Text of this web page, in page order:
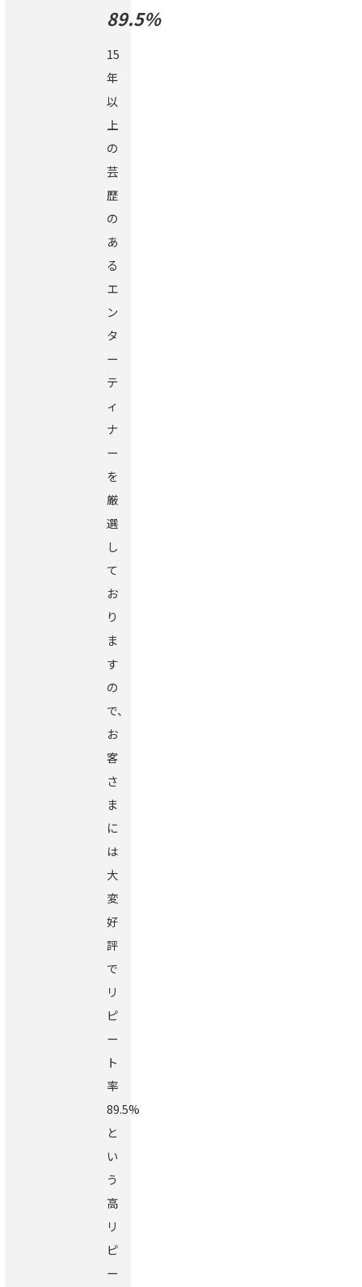
89.5%
15
年
以
上
の
芸
歴
の
あ
る
エ
ン
タ
ー
テ
ィ
ナ
ー
を
厳
選
し
て
お
り
ま
す
の
で、
お
客
さ
ま
に
は
大
変
好
評
で
リ
ピ
ー
ト
率
89.5%
と
い
う
高
リ
ピ
ー